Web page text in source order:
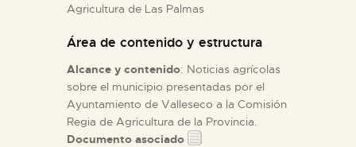
Agricultura de Las Palmas
Área de contenido y estructura
Alcance y contenido: Noticias agrícolas
sobre el municipio presentadas por el
Ayuntamiento de Valleseco a la Comisión
Regia de Agricultura de la Provincia.
Documento asociado